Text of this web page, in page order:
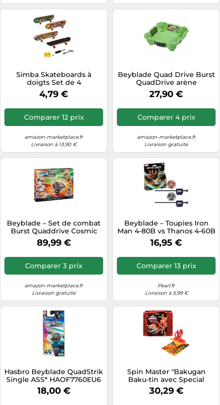
Simba Skateboards à
doigts Set de 4
4,79 €
Comparer 12 prix
amazon-marketplace.fr
Livraison à 13,90 €
Beyblade Quad Drive Burst
QuadDrive arène
Beystadium
27,90 €
Comparer 4 prix
amazon-marketplace.fr
Livraison gratuite
Beyblade – Set de combat
Burst Quaddrive Cosmic
Vector
89,99 €
Comparer 3 prix
amazon-marketplace.fr
Livraison gratuite
Beyblade – Toupies Iron
Man 4-80B vs Thanos 4-60B
– Collab Marvel – Multipack
16,95 €
Comparer 13 prix
Pearl.fr
Livraison à 5,99 €
Hasbro Beyblade QuadStrik
Single ASS* HAOF7760EU6
18,00 €
Spin Master "Bakugan
Baku-tin avec Special
Attack Mantid, figurine
articulée personnalisable
30,29 €